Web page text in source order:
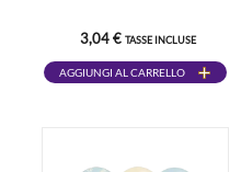
3,04 € TASSE INCLUSE
AGGIUNGI AL CARRELLO